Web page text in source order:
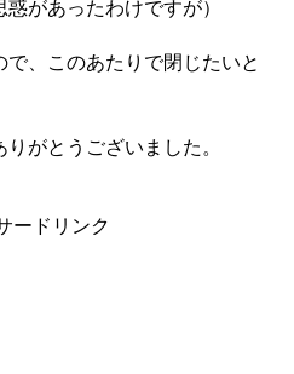
があったわけですが）
、このあたりで閉じたいと
がとうございました。
ードリンク